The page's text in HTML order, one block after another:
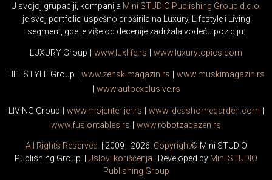
U svojoj grupaciji, kompanija Mini STUDIO Publishing Group d.o.o.
je svoj portfolio uspešno proširila na Luxury, Lifestyle i Living
segment, gde je više od decenije zadržala vodeću poziciju:
LUXURY Group www. luxlife .rs www. luxurytopics .com
LIFESTYLE Group www. zenskimagazin.rs www. muskimagazin.rs
www. autoexclusive.rs
LIVING Group www. mojenterijer.rs www. ideashomegarden.com
www. fusiontables .rs www. robotzabazen .rs
All Rights Reserved. | 2009 - 2026. Copyright© Mini STUDIO
Publishing Group. | Uslovi korišćenja | Developed by Mini STUDIO
Publishing Group